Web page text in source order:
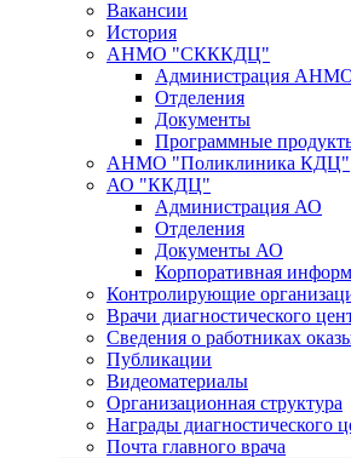
Вакансии
История
АНМО "СКККДЦ"
Администрация
Отделения
Документы
Программные
АНМО "Поликлиника КДЦ"
АО "ККДЦ"
Администрация АО
Отделения
Документы АО
Корпоративная
Контролирующие
Врачи диагностического
Сведения о работниках
Публикации
Видеоматериалы
Организационная структура
Награды диагностического
Почта главного врача